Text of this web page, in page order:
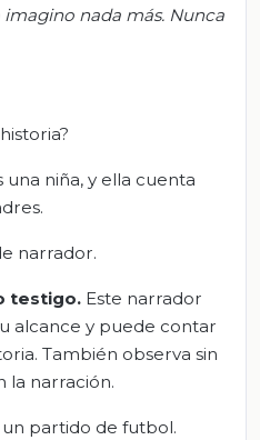
imagino nada más. Nunca
una niña, y ella cuenta
narrador.
testigo. Este narrador
alcance y puede contar
También observa sin
la narración.
partido de futbol.